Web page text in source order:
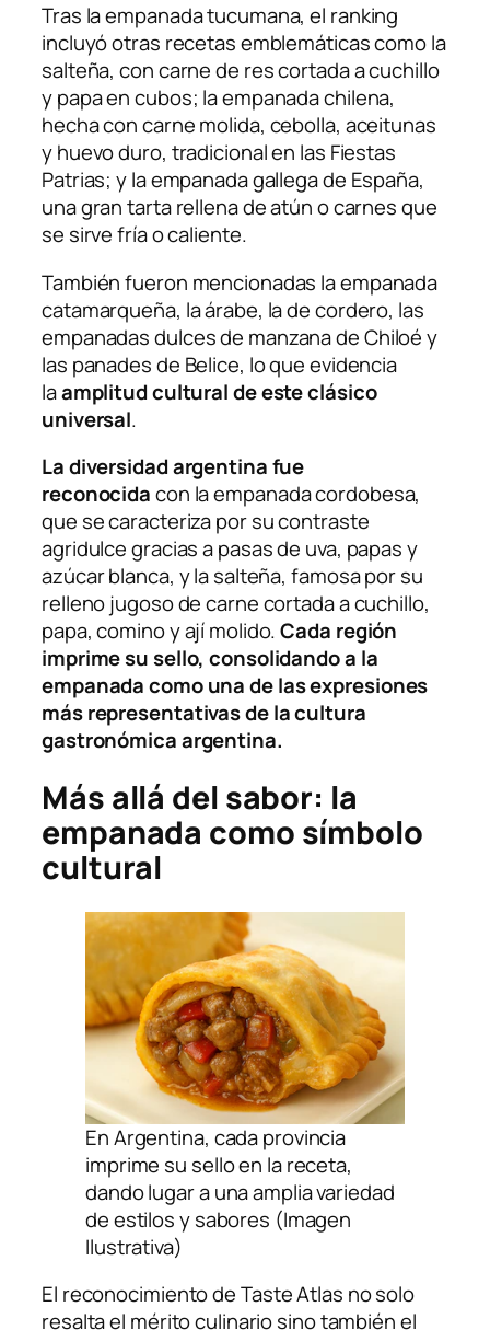
Tras la empanada tucumana, el ranking
incluyó otras recetas emblemáticas como la
salteña, con carne de res cortada a cuchillo
y papa en cubos; la empanada chilena,
hecha con carne molida, cebolla, aceitunas
y huevo duro, tradicional en las Fiestas
Patrias; y la empanada gallega de España,
una gran tarta rellena de atún o carnes que
se sirve fría o caliente.
También fueron mencionadas la empanada
catamarqueña, la árabe, la de cordero, las
empanadas dulces de manzana de Chiloé y
las panades de Belice, lo que evidencia
laamplitud cultural de este clásico
universal.
La diversidad argentina fue
reconocidacon la empanada cordobesa,
que se caracteriza por su contraste
agridulce gracias a pasas de uva, papas y
azúcar blanca, y la salteña, famosa por su
relleno jugoso de carne cortada a cuchillo,
papa, comino y ají molido.Cada región
imprime su sello, consolidando a la
empanada como una de las expresiones
más representativas de la cultura
gastronómica argentina.
Más allá del sabor: la
empanada como símbolo
cultural
En Argentina, cada provincia
imprime su sello en la receta,
dando lugar a una amplia variedad
de estilos y sabores (Imagen
Ilustrativa)
El reconocimiento deTaste Atlas no solo
resalta el mérito culinario sino también el